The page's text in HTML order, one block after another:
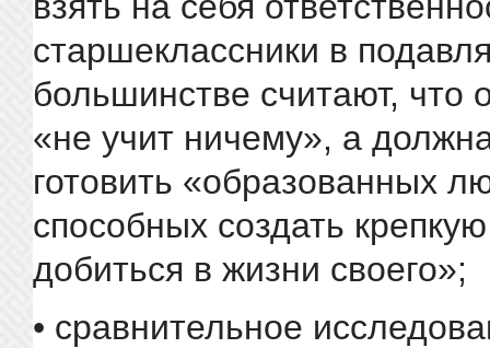
старшеклассники в
большинстве считают, что
«не учит ничему», а
готовить «образованных
способных создать
добиться в жизни своего»;
• сравнительное